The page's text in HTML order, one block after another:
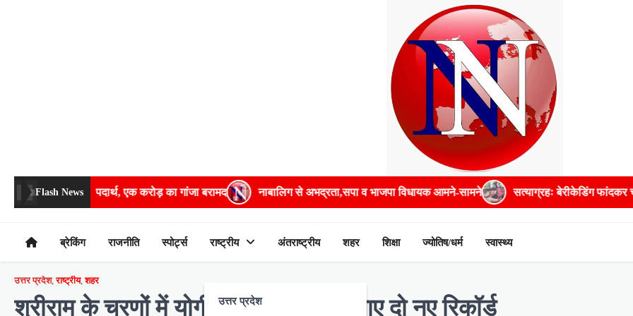
Flash News
एक करोड़ का गांजा बरामद नाबालिग से अभद्रता,सपा व भाजपा विधायक आमने-सामने सत्याग्रहः बेरीकेडिंग फांदकर चौराहे तक पहुंचे
ब्रेकिंग राजनीति स्पोर्ट्स राष्ट्रीय
उत्तर प्रदेश
अंतराष्ट्रीय शहर शिक्षा ज्योतिष/धर्म स्वास्थ्य
उत्तर प्रदेश,राष्ट्रीय,शहर
श्रीराम के चरणों में योगी सरकार ने फिर बनाए दो नए रिकॉर्ड